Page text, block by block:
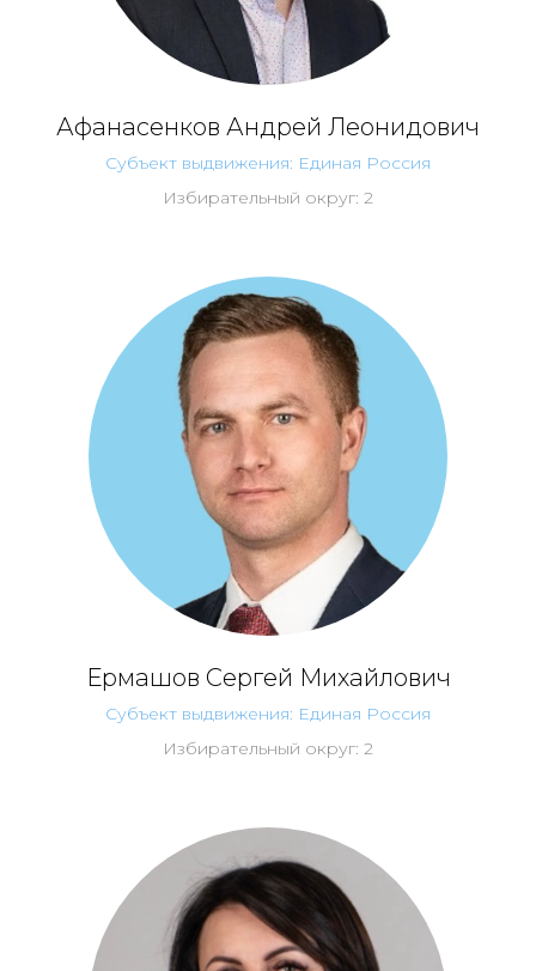
Афанасенков Андрей Леонидович
Субъект выдвижения: Единая Россия
Избирательный округ: 2
Ермашов Сергей Михайлович
Субъект выдвижения: Единая Россия
Избирательный округ: 2